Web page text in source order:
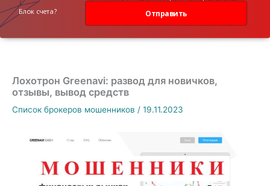
Блок счета? Отправить
Лохотрон Greenavi: развод для новичков,
отзывы, вывод средств
Список брокеров мошенников / 19.11.2023